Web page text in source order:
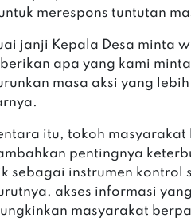
merespons tuntutan
janji Kepala Desa minta
apa yang kami
masa aksi yang
itu, tokoh masyarakat
pentingnya
sebagai instrumen kontrol
akses informasi
masyarakat